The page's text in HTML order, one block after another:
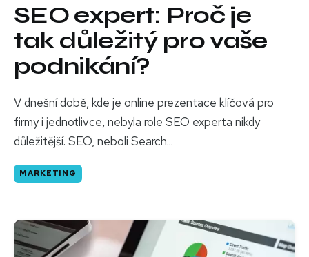
SEO expert: Proč je
tak důležitý pro vaše
podnikání?
V dnešní době, kde je online prezentace klíčová pro
firmy i jednotlivce, nebyla role SEO experta nikdy
důležitější. SEO, neboli Search...
MARKETING